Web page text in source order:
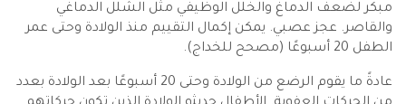
مبكر لضعف الدماغ والخلل الوظيفي مثل الشلل الدماغي
والقاصر. عجز عصبي. يمكن إكمال التقييم منذ الولادة وحتى عمر
الطفل 20 أسبوعًا (مصحح للخداج).
عادةً ما يقوم الرضع من الولادة وحتى 20 أسبوعًا بعد الولادة بعدد